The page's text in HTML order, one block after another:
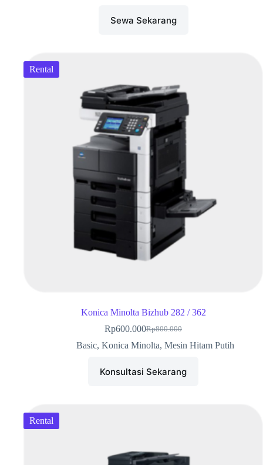
Sewa Sekarang
Rental
Konica Minolta Bizhub 282 / 362
Rp800.000
Rp600.000
Basic, Konica Minolta, Mesin Hitam Putih
Konsultasi Sekarang
Rental